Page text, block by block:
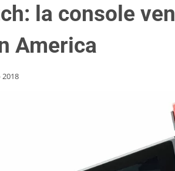
la console
America